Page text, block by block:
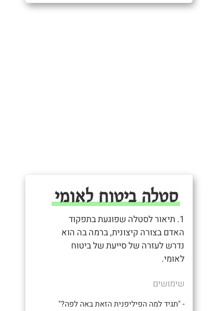
סטלה ביטוח לאומי
1. תיאור לסטלה שפוגעת בתפקוד
האדם בצורה קיצונית, ברמה בה הוא
נדרש לעזרה של סייעת של ביטוח
לאומי.
שימושים
- "תגיד למה הפיליפנית הזאת באה לפה?"